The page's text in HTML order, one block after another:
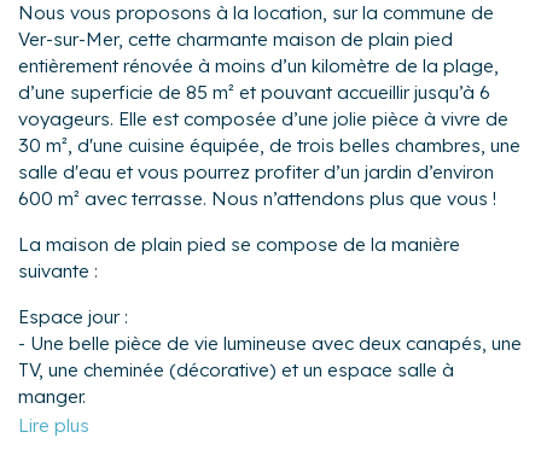
Nous vous proposons à la location, sur la commune de
Ver-sur-Mer, cette charmante maison de plain pied
entièrement rénovée à moins d’un kilomètre de la plage,
d’une superficie de 85 m² et pouvant accueillir jusqu’à 6
voyageurs. Elle est composée d’une jolie pièce à vivre de
30 m², d'une cuisine équipée, de trois belles chambres, une
salle d'eau et vous pourrez profiter d’un jardin d’environ
600 m² avec terrasse. Nous n’attendons plus que vous !
La maison de plain pied se compose de la manière
suivante :
Espace jour :
- Une belle pièce de vie lumineuse avec deux canapés, une
TV, une cheminée (décorative) et un espace salle à
manger.
- Une cuisine ouverte équipée avec notamment : îlot